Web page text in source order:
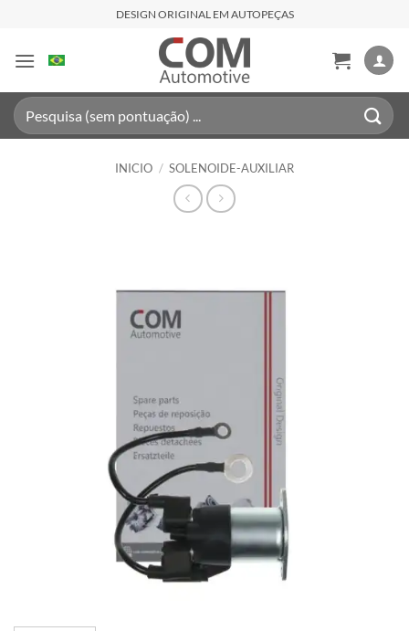
contenido
DESIGN ORIGINAL EM AUTOPEÇAS
Buscar
por:
INICIO / SOLENOIDE-AUXILIAR